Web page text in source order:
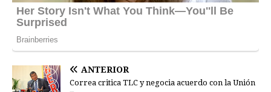
ANTERIOR
Correa critica TLC y negocia acuerdo con la Unión